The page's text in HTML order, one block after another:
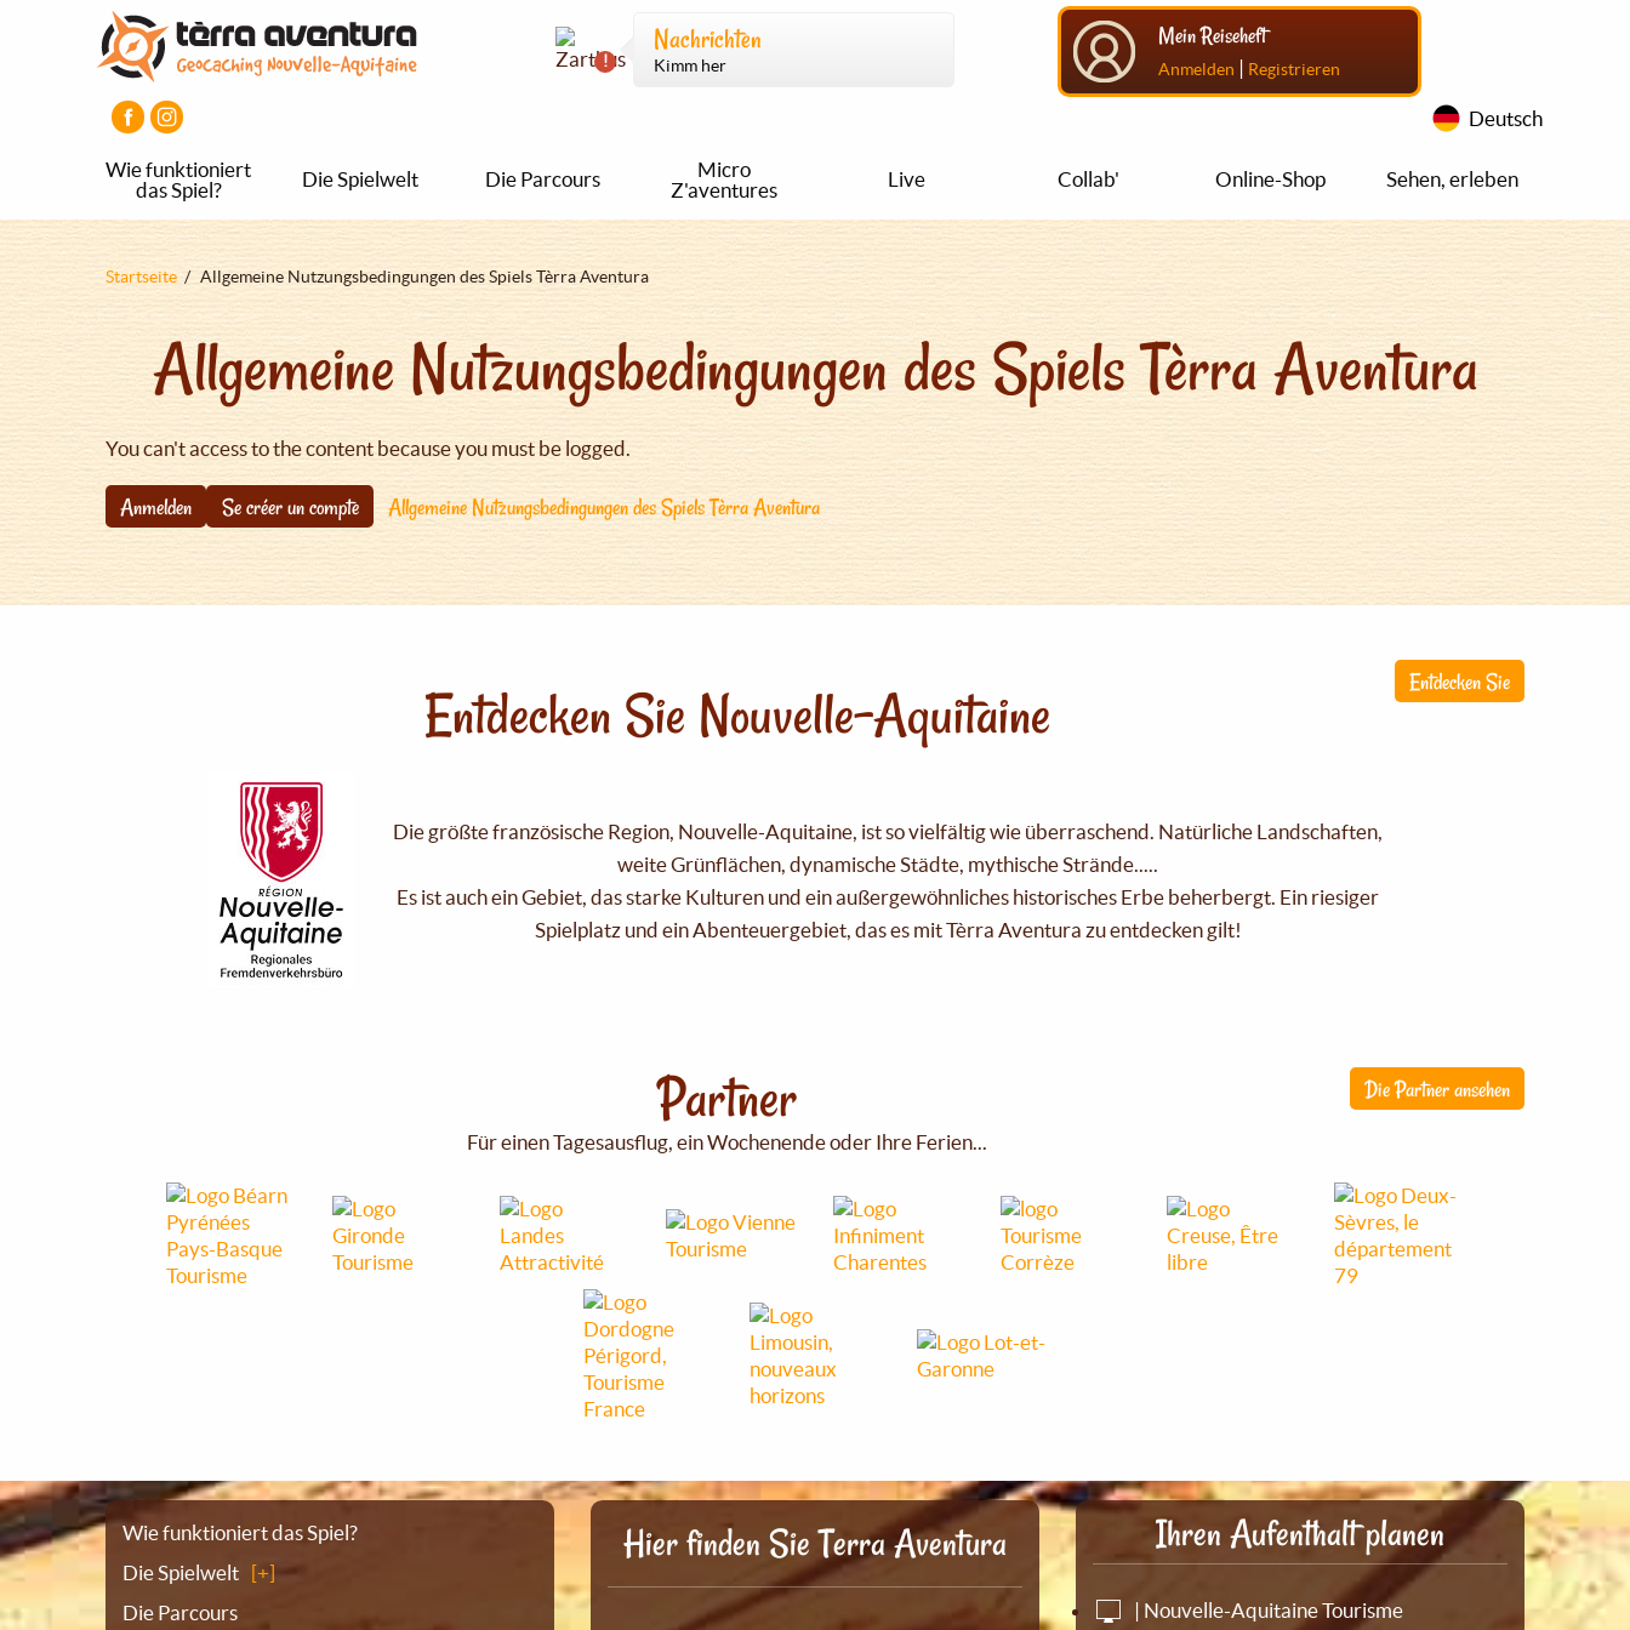
Nachrichten
Kimm her
Mein Reiseheft
Anmelden | Registrieren
Deutsch
Wie funktioniert
das Spiel?
Die Spielwelt Die Parcours
Micro
Z'aventures
Live Collab' Online-Shop Sehen, erleben
Pfadnavigation
Startseite Allgemeine Nutzungsbedingungen des Spiels Tèrra Aventura
Allgemeine Nutzungsbedingungen des Spiels Tèrra Aventura
You can't access to the content because you must be logged.
Anmelden Se créer un compte Allgemeine Nutzungsbedingungen des Spiels Tèrra Aventura
Entdecken Sie
Entdecken Sie Nouvelle-Aquitaine
Die größte französische Region, Nouvelle-Aquitaine, ist so vielfältig wie überraschend. Natürliche Landschaften,
weite Grünflächen, dynamische Städte, mythische Strände.....
Es ist auch ein Gebiet, das starke Kulturen und ein außergewöhnliches historisches Erbe beherbergt. Ein riesiger
Spielplatz und ein Abenteuergebiet, das es mit Tèrra Aventura zu entdecken gilt!
Die Partner ansehen
Partner
Für einen Tagesausflug, ein Wochenende oder Ihre Ferien...
Sitemap
Wie funktioniert das Spiel?
Die Spielwelt
Die Parcours
Hier finden Sie Terra Aventura Ihren Aufenthalt planen
| Nouvelle-Aquitaine Tourisme